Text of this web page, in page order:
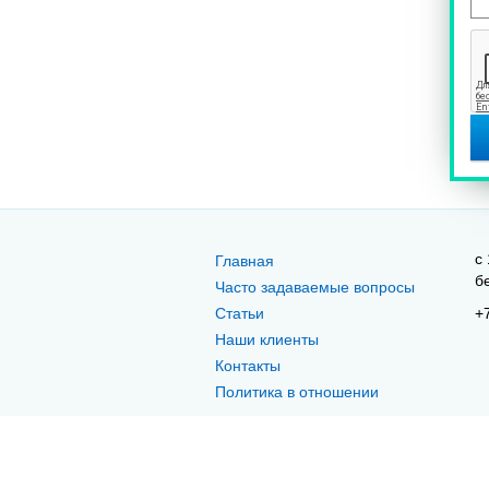
Главная
Часто задаваемые вопросы
Статьи
Наши клиенты
Контакты
Политика в отношении
c